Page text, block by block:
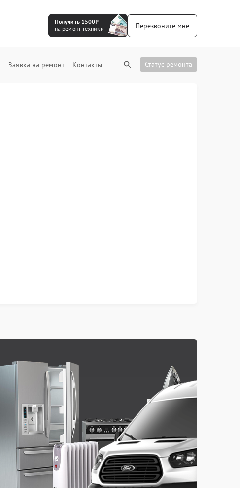
Получить 1500₽
на ремонт техники
Перезвоните мне
Заявка на ремонт Контакты Статус ремонта